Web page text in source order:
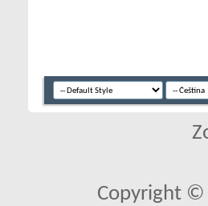
Copyright ©